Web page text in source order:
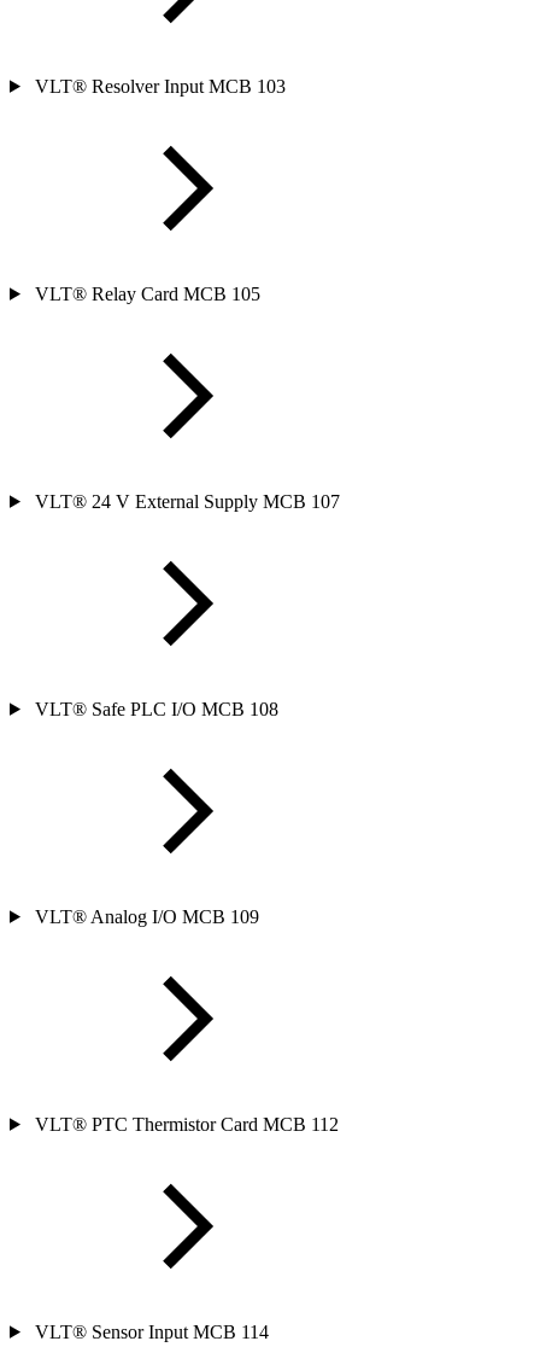
VLT® Resolver Input MCB 103
VLT® Relay Card MCB 105
VLT® 24 V External Supply MCB 107
VLT® Safe PLC I/O MCB 108
VLT® Analog I/O MCB 109
VLT® PTC Thermistor Card MCB 112
VLT® Sensor Input MCB 114